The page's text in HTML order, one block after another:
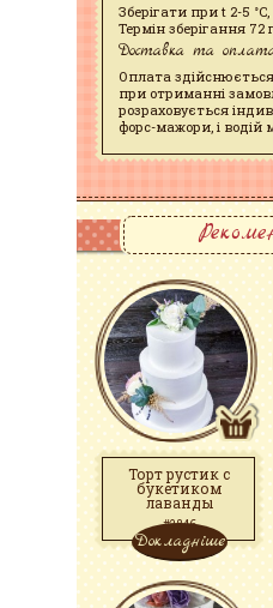
Зберігати при t 2-5 °C,
Термін зберігання 72
Доставка та
Оплата
при отриманні
розраховується
форс-мажори, і водій
Торт рустик с
букетиком
лаванды
#2846
Докладніше